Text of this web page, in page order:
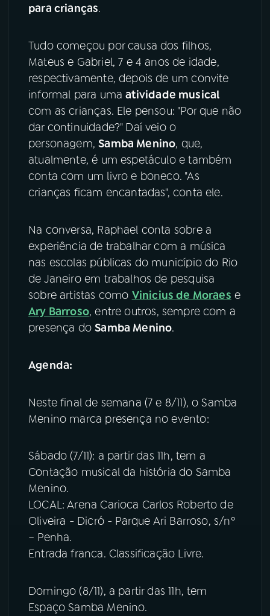
07ÚLTIMAS
FESTIVAL DE MÚSICA
ACOMPANHE A RÁDIO NACIONAL
YouTube
Instagram
TikTok
para crianças.
Tudo começou por causa dos filhos,
Mateus e Gabriel, 7 e 4 anos de idade,
respectivamente, depois de um convite
informal para umaatividade musical
com as crianças. Ele pensou: "Por que não
dar continuidade?" Daí veio o
personagem,Samba Menino, que,
atualmente, é um espetáculo e também
conta com um livro e boneco. "As
crianças ficam encantadas", conta ele.
Na conversa, Raphael conta sobre a
experiência de trabalhar com a música
nas escolas públicas do município do Rio
de Janeiro em trabalhos de pesquisa
sobre artistas como Vinicius de Moraes e
Ary Barroso, entre outros, sempre com a
presença doSamba Menino.
Agenda:
Neste final de semana (7 e 8/11), o Samba
Menino marca presença no evento:
Sábado (7/11): a partir das 11h, tem a
Contação musical da história do Samba
Menino.
LOCAL: Arena Carioca Carlos Roberto de
Oliveira - Dicró - Parque Ari Barroso, s/nº
– Penha.
Entrada franca. Classificação Livre.
Domingo (8/11), a partir das 11h, tem
Espaço Samba Menino.